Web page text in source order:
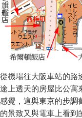
從機場往大阪車站的路
途上透天的房屋比公寓
感覺，這與東京的步調
的景致又與電車上看到